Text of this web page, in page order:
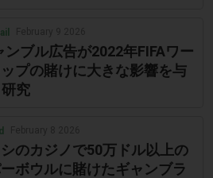
ンブル広告が2022年FIFAワー
プの賭けに大きな影響を与
究
のカジノで50万ドル以上の
ボウルに賭けたギャンブラ